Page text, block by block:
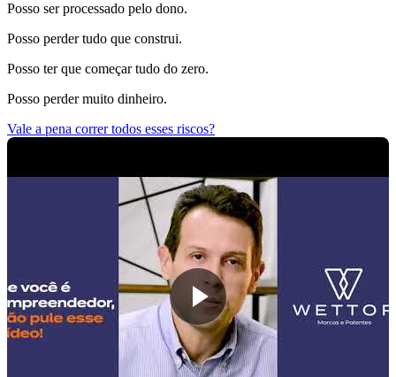
Posso ser processado pelo dono.
Posso perder tudo que construi.
Posso ter que começar tudo do zero.
Posso perder muito dinheiro.
Vale a pena correr todos esses riscos?